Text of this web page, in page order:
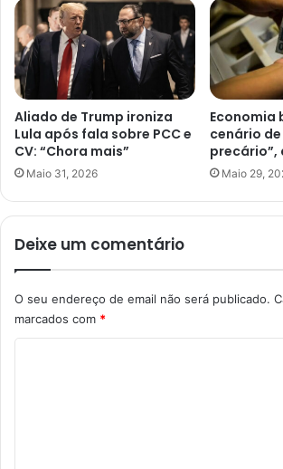
Aliado de Trump ironiza
Lula após fala sobre PCC e
CV: “Chora mais”
Maio 31, 2026
Economia
cenário
precário”,
Maio 29,
Deixe um comentário
O seu endereço de email não será publicado.
marcados com *